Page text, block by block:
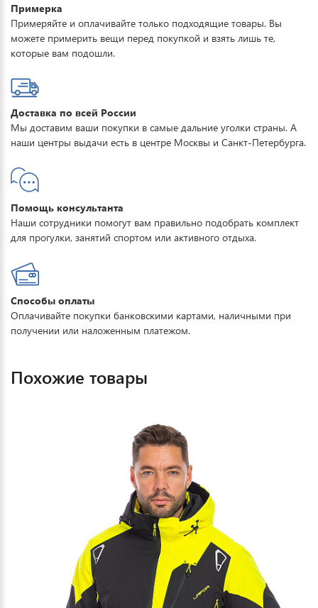
Примерка
Примеряйте и оплачивайте только подходящие товары. Вы
можете примерить вещи перед покупкой и взять лишь те,
которые вам подошли.
Доставка по всей России
Мы доставим ваши покупки в самые дальние уголки страны. А
наши центры выдачи есть в центре Москвы и Санкт-Петербурга.
Помощь консультанта
Наши сотрудники помогут вам правильно подобрать комплект
для прогулки, занятий спортом или активного отдыха.
Способы оплаты
Оплачивайте покупки банковскими картами, наличными при
получении или наложенным платежом.
Похожие товары